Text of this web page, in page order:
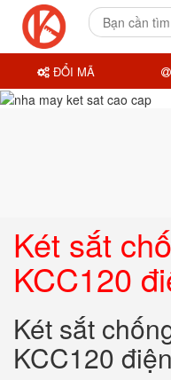
Két sắt
KCC120
Két sắt
KCC120
ĐỔI MÃ